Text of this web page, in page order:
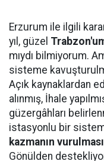
Erzurum ile ilgili
yıl, güzel
mıydı bilmiyorum.
sisteme
Açık kaynaklardan
alınmış, İhale
güzergâhları
istasyonlu bir
kazmanın
Gönülden